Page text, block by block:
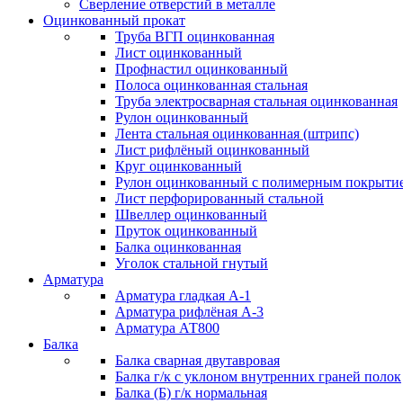
Сверление отверстий в металле
Оцинкованный прокат
Труба ВГП оцинкованная
Лист оцинкованный
Профнастил оцинкованный
Полоса оцинкованная стальная
Труба электросварная стальная оцинкованная
Рулон оцинкованный
Лента стальная оцинкованная (штрипс)
Лист рифлёный оцинкованный
Круг оцинкованный
Рулон оцинкованный с полимерным
Лист перфорированный стальной
Швеллер оцинкованный
Пруток оцинкованный
Балка оцинкованная
Уголок стальной гнутый
Арматура
Арматура гладкая А-1
Арматура рифлёная А-3
Арматура АТ800
Балка
Балка сварная двутавровая
Балка г/к с уклоном внутренних граней полок
Балка (Б) г/к нормальная